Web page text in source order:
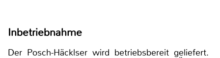
Inbetriebnahme
Der Posch-Häcklser wird betriebsbereit geliefert.